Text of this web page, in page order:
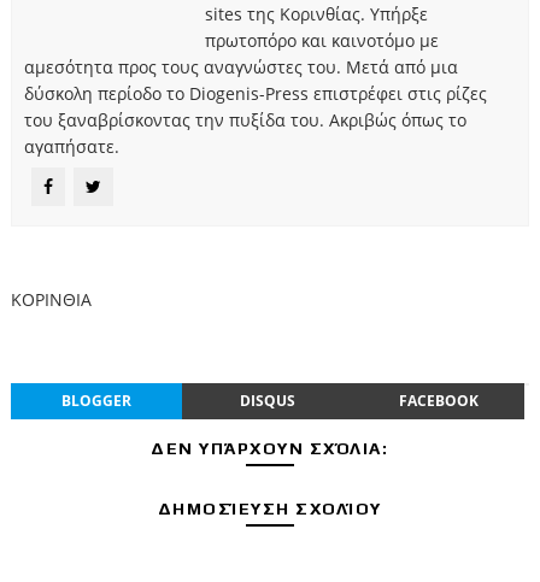
sites της Κορινθίας. Υπήρξε
πρωτοπόρο και καινοτόμο με
αμεσότητα προς τους αναγνώστες του. Μετά από μια
δύσκολη περίοδο το Diogenis-Press επιστρέφει στις ρίζες
του ξαναβρίσκοντας την πυξίδα του. Ακριβώς όπως το
αγαπήσατε.
ΚΟΡΙΝΘΙΑ
BLOGGER DISQUS FACEBOOK
ΔΕΝ ΥΠΆΡΧΟΥΝ ΣΧΌΛΙΑ:
ΔΗΜΟΣΊΕΥΣΗ ΣΧΟΛΊΟΥ